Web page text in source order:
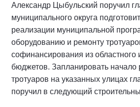
Александр Цыбульский поручил
муниципального округа
реализации муниципальной
оборудованию и ремонту
софинансирования из областного
бюджетов. Запланировать начало
тротуаров на указанных улицах
поручил в следующий